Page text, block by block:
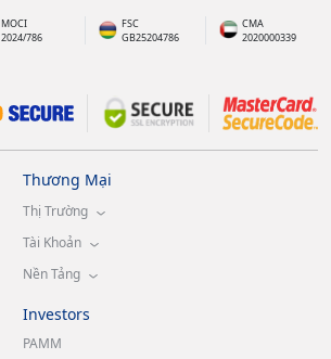
MOCI
2024/786
FSC
GB25204786
CMA
2020000339
Thương Mại
Thị Trường
Tài Khoản
Nền Tảng
Investors
PAMM